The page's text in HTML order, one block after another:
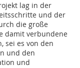
lag in der
und der
die große
damit verbundene
sei es von den
und den
und